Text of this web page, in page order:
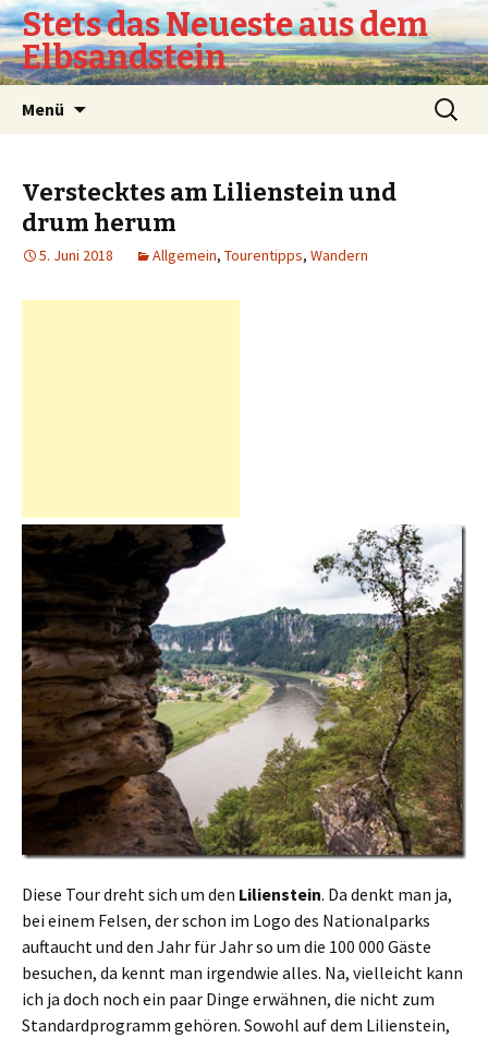
Stets das Neueste aus dem
Elbsandstein
Menü
Suchen
nach:
Verstecktes am Lilienstein und
drum herum
5. Juni 2018 Allgemein, Tourentipps, Wandern
Diese Tour dreht sich um den Lilienstein. Da denkt man ja,
bei einem Felsen, der schon im Logo des Nationalparks
auftaucht und den Jahr für Jahr so um die 100 000 Gäste
besuchen, da kennt man irgendwie alles. Na, vielleicht kann
ich ja doch noch ein paar Dinge erwähnen, die nicht zum
Standardprogramm gehören. Sowohl auf dem Lilienstein,